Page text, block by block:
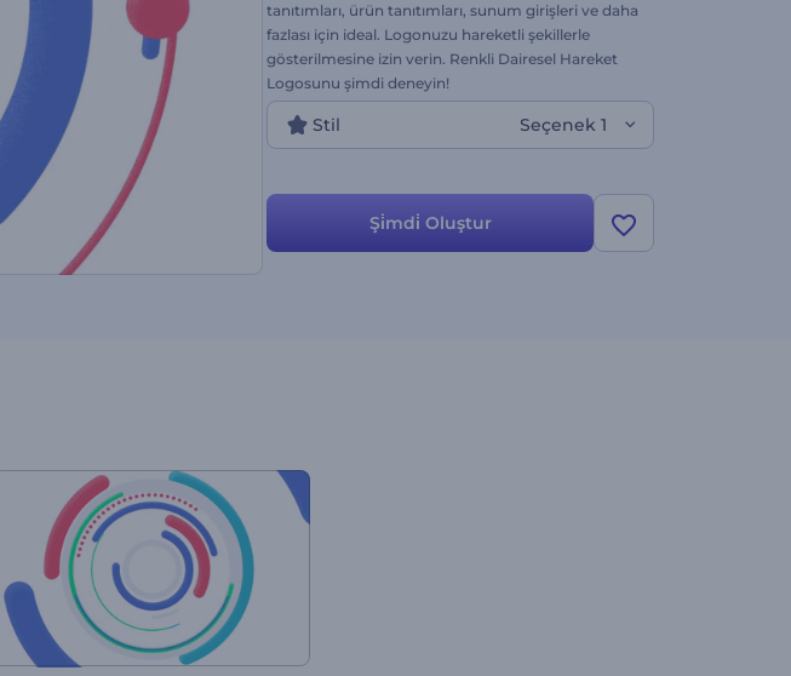
tanıtımları, ürün tanıtımları, sunum girişleri ve daha
fazlası için ideal. Logonuzu hareketli şekillerle
gösterilmesine izin verin. Renkli Dairesel Hareket
Logosunu şimdi deneyin!
Stil Seçenek 1
Şi̇mdi̇ Oluştur